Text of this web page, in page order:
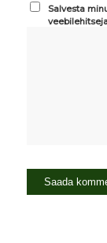
Salvesta